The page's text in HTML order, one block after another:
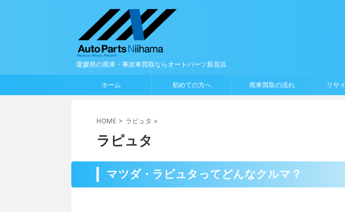
愛媛県の廃車・事故車買取ならオートパーツ新居浜
ホーム 初めての方へ 廃車買取の流れ リサ
HOME > ラピュタ >
ラピュタ
マツダ・ラピュタってどんなクルマ？